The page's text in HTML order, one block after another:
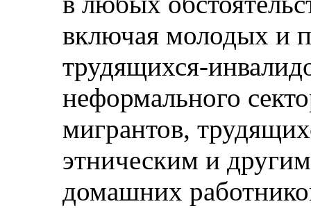
включая молодых и
трудящихся-
неформального
мигрантов,
этническим и
домашних